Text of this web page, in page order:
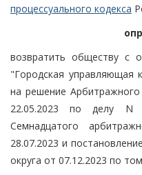
процессуального кодекса
возвратить обществу с
"Городская управляющая
на решение Арбитражного
22.05.2023 по делу N
Семнадцатого
28.07.2023 и
округа от 07.12.2023 по